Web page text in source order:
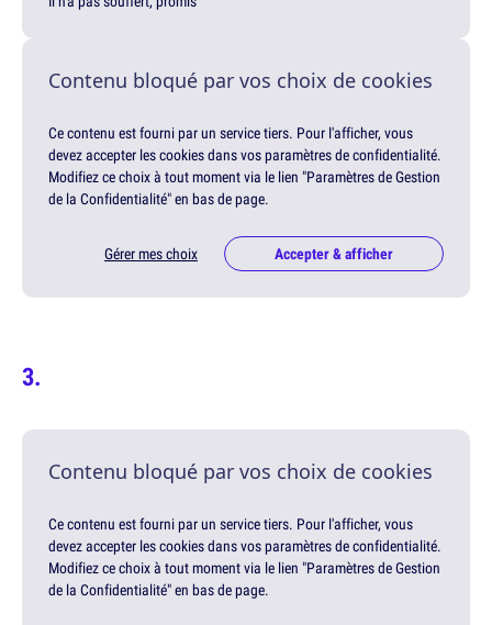
Contenu bloqué par vos choix de cookies
Ce contenu est fourni par un service tiers. Pour l'afficher, vous
devez accepter les cookies dans vos paramètres de confidentialité.
Modifiez ce choix à tout moment via le lien "Paramètres de Gestion
de la Confidentialité" en bas de page.
Gérer mes choix Accepter & afficher
Contenu bloqué par vos choix de cookies
Ce contenu est fourni par un service tiers. Pour l'afficher, vous
devez accepter les cookies dans vos paramètres de confidentialité.
Modifiez ce choix à tout moment via le lien "Paramètres de Gestion
de la Confidentialité" en bas de page.